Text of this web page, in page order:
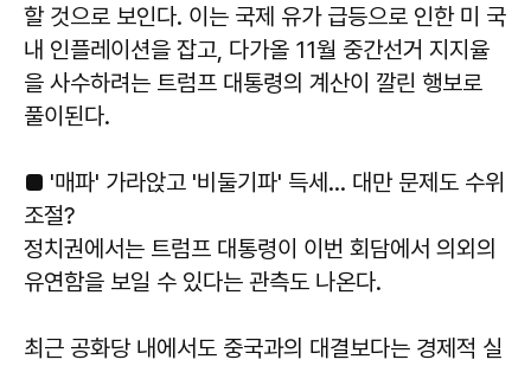
할 것으로 보인다. 이는 국제 유가 급등으로 인한 미 국
내 인플레이션을 잡고, 다가올 11월 중간선거 지지율
을 사수하려는 트럼프 대통령의 계산이 깔린 행보로
풀이된다.
■ '매파' 가라앉고 '비둘기파' 득세… 대만 문제도 수위
조절?
정치권에서는 트럼프 대통령이 이번 회담에서 의외의
유연함을 보일 수 있다는 관측도 나온다.
최근 공화당 내에서도 중국과의 대결보다는 경제적 실